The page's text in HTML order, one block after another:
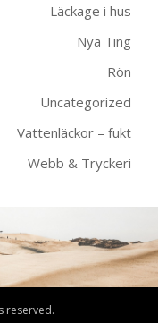
Läckage i hus
Nya Ting
Rön
Uncategorized
Vattenläckor – fukt
Webb & Tryckeri
reserved.